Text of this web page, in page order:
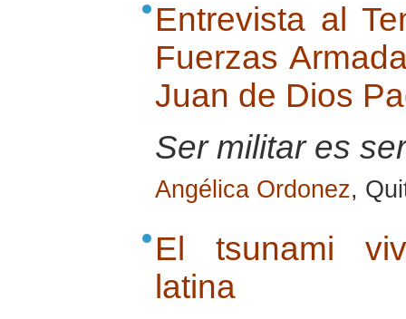
Entrevista al
Fuerzas
Juan de Dios
Ser militar es
Angélica Ordonez,
El tsunami
latina